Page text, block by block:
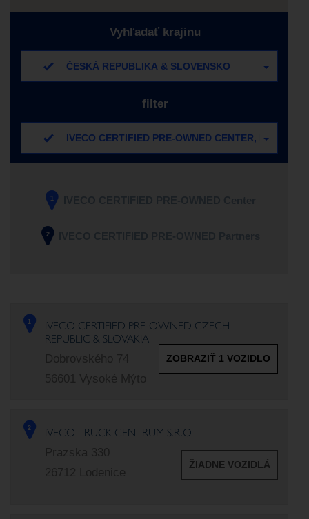
X
Vyhľadať krajinu
ČESKÁ REPUBLIKA & SLOVENSKO
filter
IVECO CERTIFIED PRE-OWNED CENTER, IVECO
1
2
1
IVECO CERTIFIED PRE-OWNED CZECH
REPUBLIC & SLOVAKIA
ZOBRAZIŤ 1 VOZIDLO
2 IVECO TRUCK CENTRUM S.R.O
ŽIADNE VOZIDLÁ